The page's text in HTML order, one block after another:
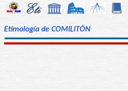
Etimología de COMILITÓN